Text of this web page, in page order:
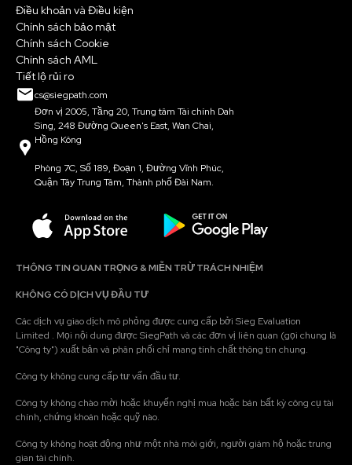
Điều khoản và Điều kiện
Chính sách bảo mật
Chính sách Cookie
Chính sách AML
Tiết lộ rủi ro
cs@siegpath.com
Đơn vị 2005, Tầng 20, Trung tâm Tài chính Dah
Sing, 248 Đường Queen's East, Wan Chai,
Hồng Kông
Phòng 7C, Số 189, Đoạn 1, Đường Vĩnh Phúc,
Quận Tây Trung Tâm, Thành phố Đài Nam.
THÔNG TIN QUAN TRỌNG & MIỄN TRỪ TRÁCH NHIỆM
KHÔNG CÓ DỊCH VỤ ĐẦU TƯ
Các dịch vụ giao dịch mô phỏng được cung cấp bởi Sieg Evaluation
Limited . Mọi nội dung được SiegPath và các đơn vị liên quan (gọi chung là
"Công ty") xuất bản và phân phối chỉ mang tính chất thông tin chung.
Công ty không cung cấp tư vấn đầu tư.
Công ty không chào mời hoặc khuyến nghị mua hoặc bán bất kỳ công cụ tài
chính, chứng khoán hoặc quỹ nào.
Công ty không hoạt động như một nhà môi giới, người giám hộ hoặc trung
gian tài chính.